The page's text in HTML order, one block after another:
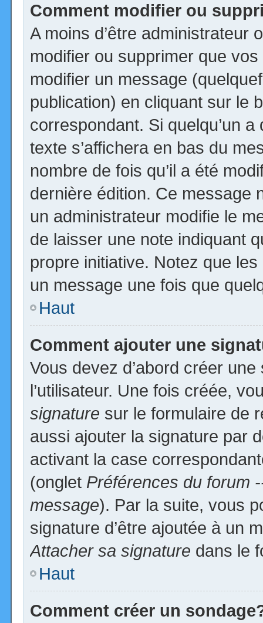
Comment modifier ou
A moins d’être administrateur
modifier ou supprimer que
modifier un message
publication) en cliquant sur le
correspondant. Si quelqu’un
texte s’affichera en bas du
nombre de fois qu’il a été
dernière édition. Ce message
un administrateur modifie le
de laisser une note indiquant
propre initiative. Notez que
un message une fois que
Haut
Comment ajouter une
Vous devez d’abord créer
l’utilisateur. Une fois créée,
signature sur le formulaire de
aussi ajouter la signature par
activant la case
(onglet Préférences du forum
message). Par la suite, vous
signature d’être ajoutée à un
Attacher sa signature dans le
Haut
Comment créer un